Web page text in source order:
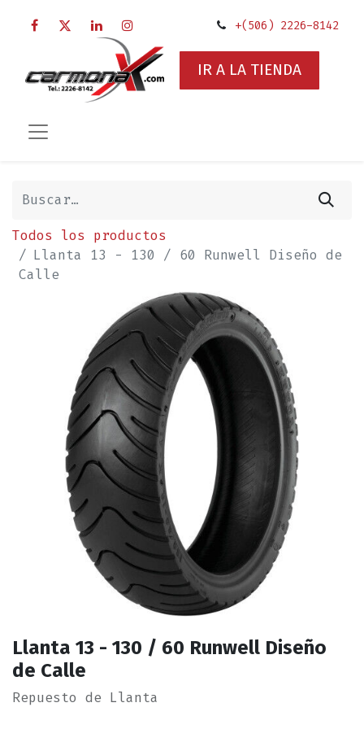
+(506) 2226-8142
IR A LA TIENDA
Todos los productos
Llanta 13 - 130 / 60 Runwell Diseño de
Calle
Llanta 13 - 130 / 60 Runwell Diseño
de Calle
Repuesto de Llanta